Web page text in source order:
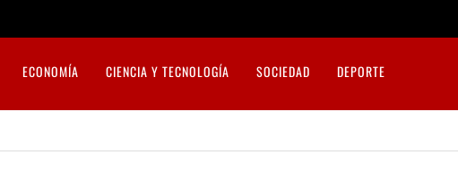
ECONOMÍA CIENCIA Y TECNOLOGÍA SOCIEDAD DEPORTE